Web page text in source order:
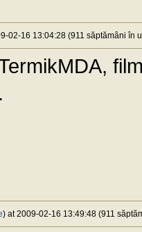
02-16 13:04:28 (911 săptămâni în
) at 2009-02-16 13:49:48 (911